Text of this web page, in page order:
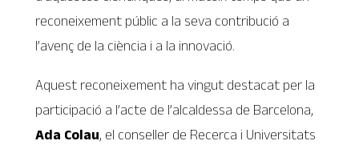
reconeixement públic a la seva contribució a
l’avenç de la ciència i a la innovació.
Aquest reconeixement ha vingut destacat per la
participació a l’acte de l’alcaldessa de Barcelona,
Ada Colau, el conseller de Recerca i Universitats